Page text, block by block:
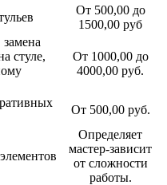
От 500,00 до
1500,00 руб
стуле,
От 1000,00 до
4000,00 руб.
От 500,00 руб.
Определяет
мастер-зависит
от сложности
работы.